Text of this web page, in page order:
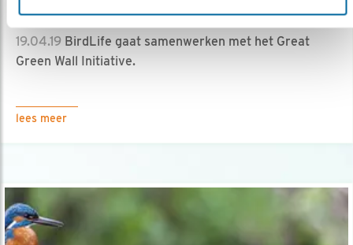
Kansen voor trekvogels
19.04.19 BirdLife gaat samenwerken met het Great
Green Wall Initiative.
lees meer